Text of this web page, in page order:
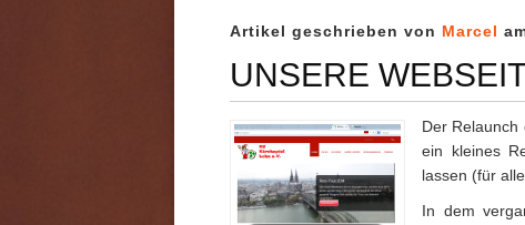
Artikel geschrieben von Marcel
UNSERE
Der
ein kleines
lassen (für
In dem